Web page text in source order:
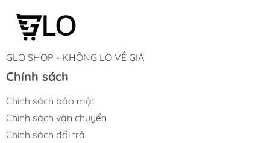
GLO SHOP - KHÔNG LO VỀ GIÁ
Chính sách
Chính sách bảo mật
Chính sách vận chuyển
Chính sách đổi trả